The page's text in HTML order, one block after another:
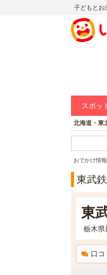
子どもとお
スポッ
北海道・東
おでかけ情
東武
東
栃木県
口コ